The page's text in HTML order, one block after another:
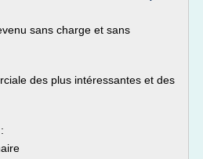
sans charge et sans
des plus intéressantes et des